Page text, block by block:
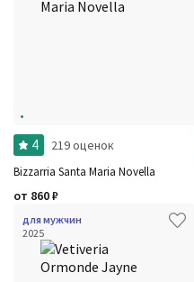
4 219 оценок
Bizzarria Santa Maria Novella
от 860₽
для мужчин
2025